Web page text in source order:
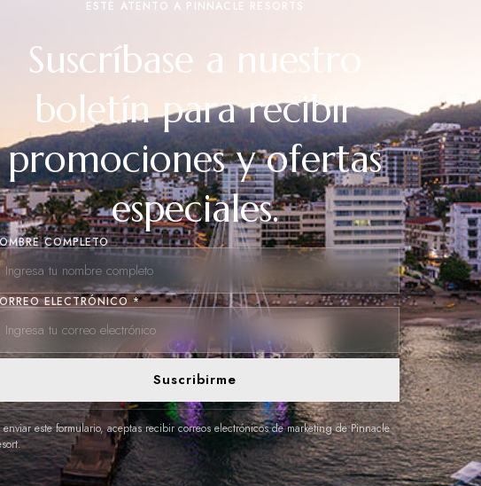
ESTÉ ATENTO A PINNACLE RESORTS
Suscríbase a nuestro
boletín para recibir
promociones y ofertas
especiales.
COMPLETO
ELECTRÓNICO *
Suscribirme
este formulario, aceptas recibir correos electrónicos de marketing de Pinnacle